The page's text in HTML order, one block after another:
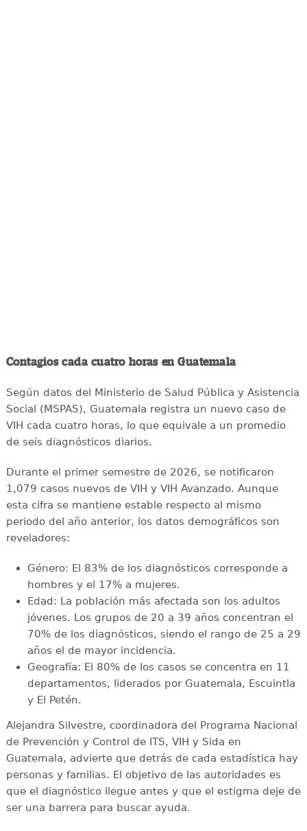
Contagios cada cuatro horas en Guatemala
Según datos del Ministerio de Salud Pública y Asistencia
Social (MSPAS), Guatemala registra un nuevo caso de
VIH cada cuatro horas, lo que equivale a un promedio
de seis diagnósticos diarios.
Durante el primer semestre de 2026, se notificaron
1,079 casos nuevos de VIH y VIH Avanzado. Aunque
esta cifra se mantiene estable respecto al mismo
periodo del año anterior, los datos demográficos son
reveladores:
Género: El 83% de los diagnósticos corresponde a
hombres y el 17% a mujeres.
Edad: La población más afectada son los adultos
jóvenes. Los grupos de 20 a 39 años concentran el
70% de los diagnósticos, siendo el rango de 25 a 29
años el de mayor incidencia.
Geografía: El 80% de los casos se concentra en 11
departamentos, liderados por Guatemala, Escuintla
y El Petén.
Alejandra Silvestre, coordinadora del Programa Nacional
de Prevención y Control de ITS, VIH y Sida en
Guatemala, advierte que detrás de cada estadística hay
personas y familias. El objetivo de las autoridades es
que el diagnóstico llegue antes y que el estigma deje de
ser una barrera para buscar ayuda.